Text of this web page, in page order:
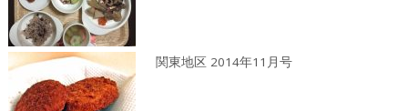
関東地区 2014年11月号